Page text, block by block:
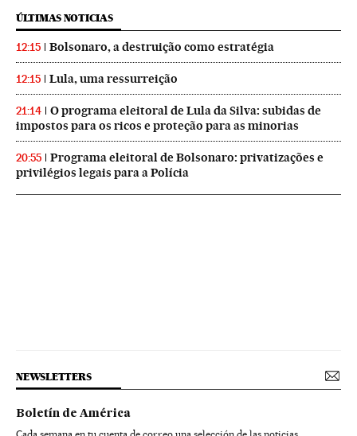
ÚLTIMAS NOTICIAS
12:15 Bolsonaro, a destruição como estratégia
12:15 Lula, uma ressurreição
21:14
O programa eleitoral de Lula da Silva: subidas de
impostos para os ricos e proteção para as minorias
20:55
Programa eleitoral de Bolsonaro: privatizações e
privilégios legais para a Polícia
NEWSLETTERS
Boletín de América